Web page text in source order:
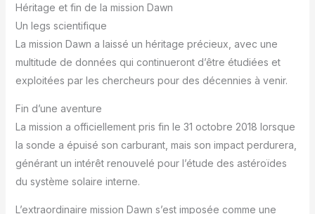
Héritage et fin de la mission Dawn
Un legs scientifique
La mission Dawn a laissé un héritage précieux, avec une
multitude de données qui continueront d’être étudiées et
exploitées par les chercheurs pour des décennies à venir.
Fin d’une aventure
La mission a officiellement pris fin le 31 octobre 2018 lorsque
la sonde a épuisé son carburant, mais son impact perdurera,
générant un intérêt renouvelé pour l’étude des astéroïdes
du système solaire interne.
L’extraordinaire mission Dawn s’est imposée comme une